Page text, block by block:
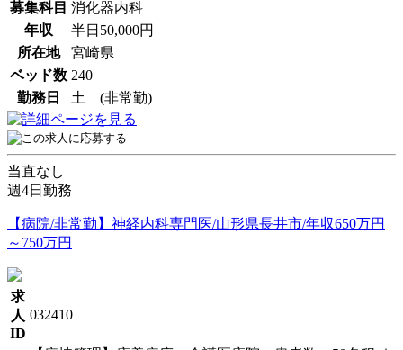
募集科目 消化器内科
年収
半日50,000円
所在地
宮崎県
ベッド数 240
勤務日
土 (非常勤)
当直なし
週4日勤務
【病院/非常勤】神経内科専門医/山形県長井市/年収650万円
～750万円
求
人
ID
032410